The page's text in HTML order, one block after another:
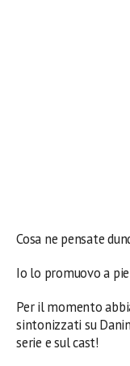
Cosa ne pensate
Io lo promuovo a
Per il momento
sintonizzati su
serie e sul cast!